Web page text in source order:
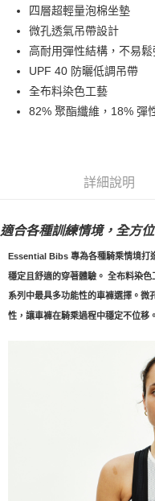
運送方式
全家店到店
每筆NT$80，滿NT$10,000(
付款後全家取貨
每筆NT$80，滿NT$10,000(
付款後7-11取貨
宅配
每筆NT$130，滿
四層超輕量泡棉坐墊
微孔透氣吊帶設計
高耐用彈性結構，不易鬆
UPF 40 防曬低調吊帶
全布料染色工藝
82% 聚酯纖維，18% 彈
詳細說明
適合各種訓練情境，全方
Essential Bibs 專為各種騎乘情境打
穩定且舒適的穿著體驗。 全布料染
系列中最具多功能性的車褲選擇。微
性，讓車褲在騎乘過程中穩定不位移